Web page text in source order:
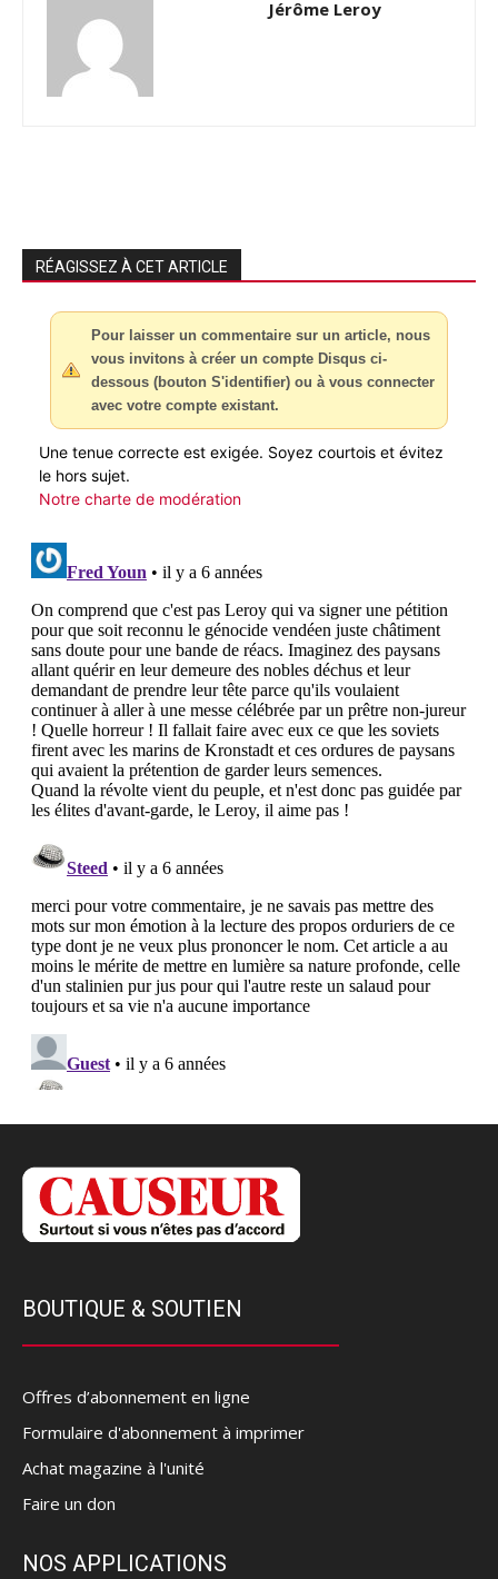
Jérôme Leroy
RÉAGISSEZ À CET ARTICLE
Pour laisser un commentaire sur un article, nous
vous invitons à créer un compte Disqus ci-
dessous (bouton S'identifier) ou à vous connecter
avec votre compte existant.
Une tenue correcte est exigée. Soyez courtois et évitez
le hors sujet.
Notre charte de modération
BOUTIQUE & SOUTIEN
Offres d’abonnement en ligne
Formulaire d'abonnement à imprimer
Achat magazine à l'unité
Faire un don
NOS APPLICATIONS